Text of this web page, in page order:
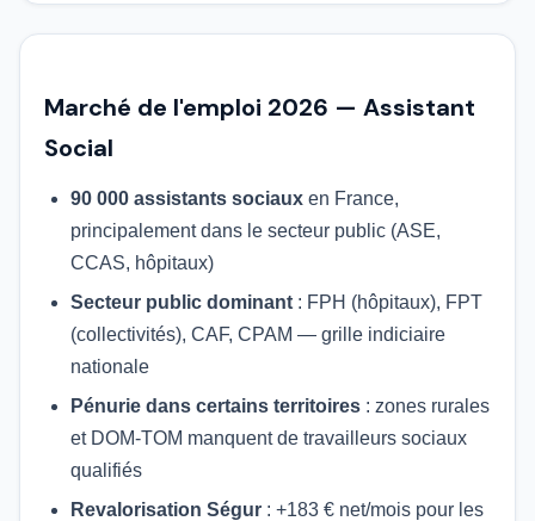
Marché de l'emploi 2026 — Assistant
Social
90 000 assistants sociaux en France,
principalement dans le secteur public (ASE,
CCAS, hôpitaux)
Secteur public dominant : FPH (hôpitaux), FPT
(collectivités), CAF, CPAM — grille indiciaire
nationale
Pénurie dans certains territoires : zones rurales
et DOM-TOM manquent de travailleurs sociaux
qualifiés
Revalorisation Ségur : +183 € net/mois pour les